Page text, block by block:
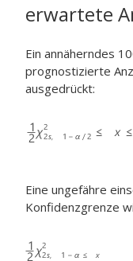
erwartete
Ein annäherndes
prognostizierte
ausgedrückt:
Eine ungefähre
Konfidenzgrenze